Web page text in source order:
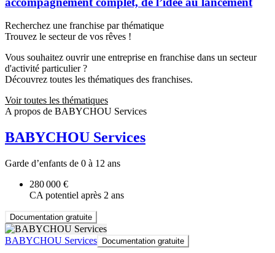
Recherchez une franchise par thématique
Trouvez le secteur de vos rêves !
Vous souhaitez ouvrir une entreprise en franchise dans un secteur
d'activité particulier ?
Découvrez toutes les thématiques des franchises.
Voir toutes les thématiques
A propos de BABYCHOU Services
BABYCHOU Services
Garde d’enfants de 0 à 12 ans
280 000 €
CA potentiel après 2 ans
Documentation gratuite
BABYCHOU Services Documentation gratuite